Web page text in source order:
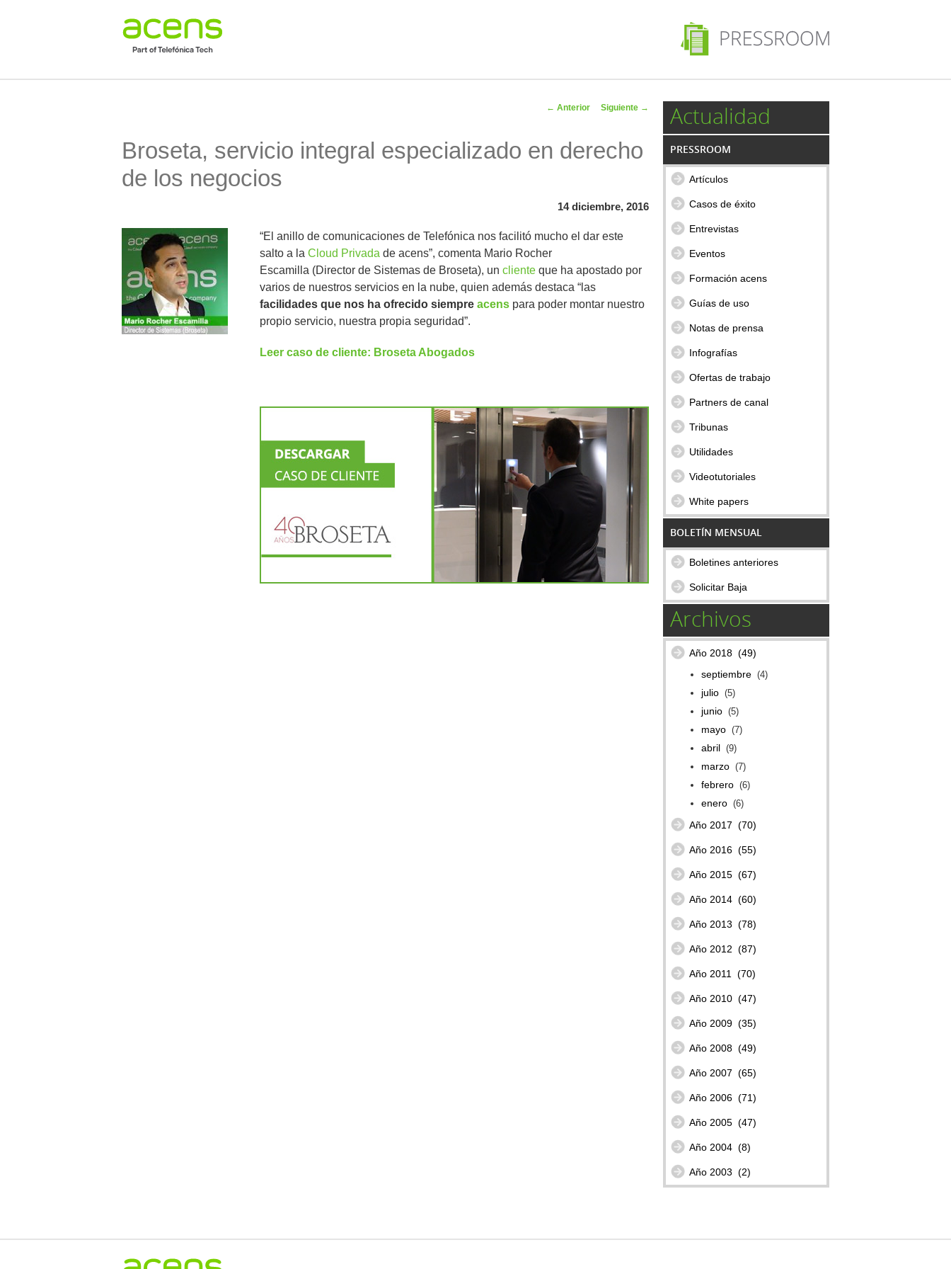
Navegador de
← Anterior Siguiente →
Broseta, servicio integral especializado en derecho
de los negocios
14 diciembre, 2016
“El anillo de comunicaciones de Telefónica nos facilitó mucho el dar este
salto a la Cloud Privada de acens”, comenta Mario Rocher
Escamilla (Director de Sistemas de Broseta), un cliente que ha apostado por
varios de nuestros servicios en la nube, quien además destaca “las
facilidades que nos ha ofrecido siempre acens para poder montar nuestro
propio servicio, nuestra propia seguridad”.
Leer caso de cliente: Broseta Abogados
Actualidad
PRESSROOM
Artículos
Casos de éxito
Entrevistas
Eventos
Formación acens
Guías de uso
Notas de prensa
Infografías
Ofertas de trabajo
Partners de canal
Tribunas
Utilidades
Videotutoriales
White papers
BOLETÍN MENSUAL
Boletines anteriores
Solicitar Baja
Archivos
Año 2018 (49)
septiembre (4)
julio (5)
junio (5)
mayo (7)
abril (9)
marzo (7)
febrero (6)
enero (6)
Año 2017 (70)
Año 2016 (55)
Año 2015 (67)
Año 2014 (60)
Año 2013 (78)
Año 2012 (87)
Año 2011 (70)
Año 2010 (47)
Año 2009 (35)
Año 2008 (49)
Año 2007 (65)
Año 2006 (71)
Año 2005 (47)
Año 2004 (8)
Año 2003 (2)